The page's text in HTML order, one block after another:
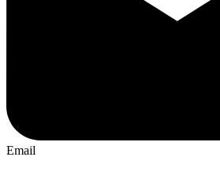
Email